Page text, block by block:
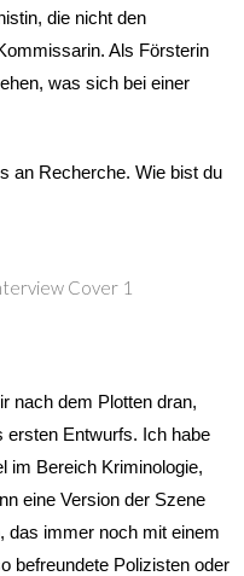
die nicht den
Als Försterin
was sich bei einer
an Recherche. Wie bist du
nach dem Plotten dran,
ersten Entwurfs. Ich habe
im Bereich Kriminologie,
eine Version der Szene
das immer noch mit einem
befreundete Polizisten oder